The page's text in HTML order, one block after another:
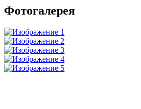
Фотогалерея